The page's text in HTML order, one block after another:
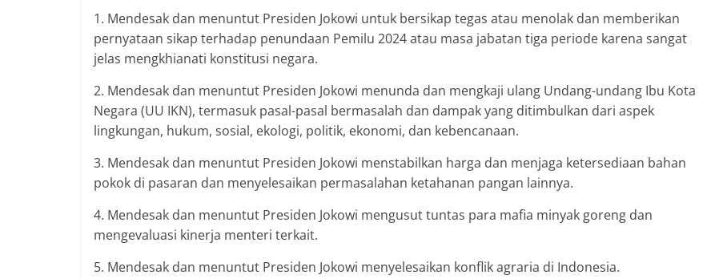
1. Mendesak dan menuntut Presiden Jokowi untuk bersikap tegas atau menolak dan memberikan
pernyataan sikap terhadap penundaan Pemilu 2024 atau masa jabatan tiga periode karena sangat
jelas mengkhianati konstitusi negara.
2. Mendesak dan menuntut Presiden Jokowi menunda dan mengkaji ulang Undang-undang Ibu Kota
Negara (UU IKN), termasuk pasal-pasal bermasalah dan dampak yang ditimbulkan dari aspek
lingkungan, hukum, sosial, ekologi, politik, ekonomi, dan kebencanaan.
3. Mendesak dan menuntut Presiden Jokowi menstabilkan harga dan menjaga ketersediaan bahan
pokok di pasaran dan menyelesaikan permasalahan ketahanan pangan lainnya.
4. Mendesak dan menuntut Presiden Jokowi mengusut tuntas para mafia minyak goreng dan
mengevaluasi kinerja menteri terkait.
5. Mendesak dan menuntut Presiden Jokowi menyelesaikan konflik agraria di Indonesia.